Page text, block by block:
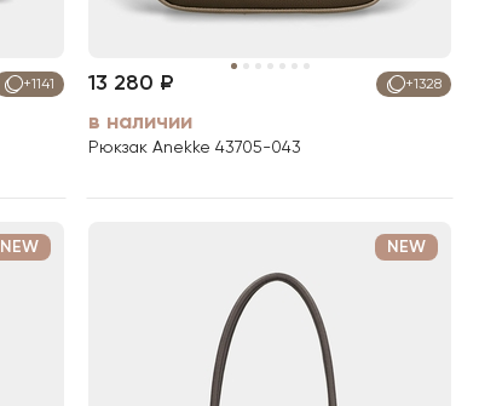
+1141 +1328
13 280 ₽
в наличии
Рюкзак Anekke 43705-043
NEW NEW